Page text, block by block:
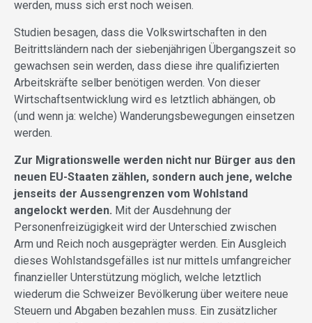
werden, muss sich erst noch weisen.
Studien besagen, dass die Volkswirtschaften in den
Beitrittsländern nach der siebenjährigen Übergangszeit so
gewachsen sein werden, dass diese ihre qualifizierten
Arbeitskräfte selber benötigen werden. Von dieser
Wirtschaftsentwicklung wird es letztlich abhängen, ob
(und wenn ja: welche) Wanderungsbewegungen einsetzen
werden.
Zur Migrationswelle werden nicht nur Bürger aus den
neuen EU-Staaten zählen, sondern auch jene, welche
jenseits der Aussengrenzen vom Wohlstand
angelockt werden. Mit der Ausdehnung der
Personenfreizügigkeit wird der Unterschied zwischen
Arm und Reich noch ausgeprägter werden. Ein Ausgleich
dieses Wohlstandsgefälles ist nur mittels umfangreicher
finanzieller Unterstützung möglich, welche letztlich
wiederum die Schweizer Bevölkerung über weitere neue
Steuern und Abgaben bezahlen muss. Ein zusätzlicher